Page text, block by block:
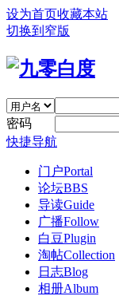
设为首页收藏本站
切换到窄版
密码
快捷导航
门户Portal
论坛BBS
导读Guide
广播Follow
白豆Plugin
淘帖Collection
日志Blog
相册Album